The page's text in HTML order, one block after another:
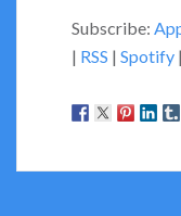
Subscribe:
| RSS | Spotify |